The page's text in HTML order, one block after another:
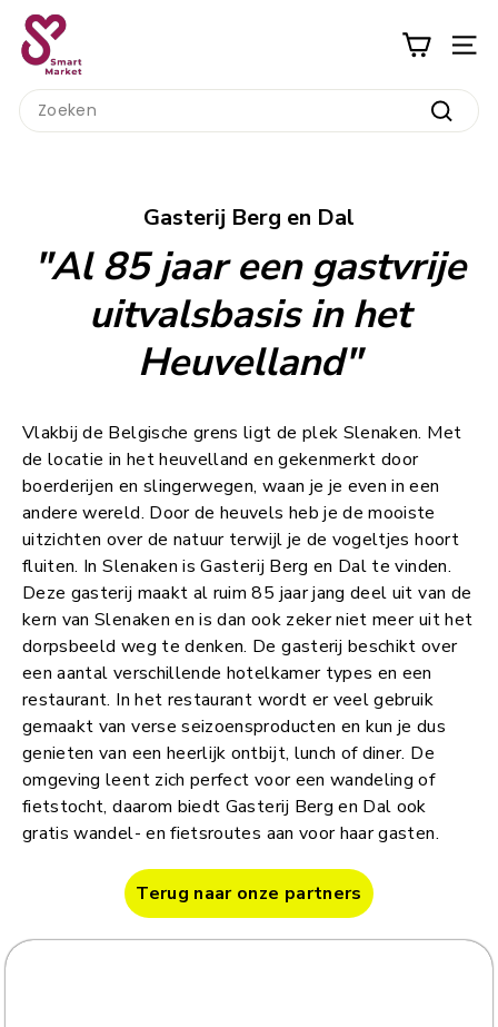
naar
inhoud
S
m
a
r
Search
Gasterij Berg en Dal
"Al 85 jaar een gastvrije
uitvalsbasis in het
Heuvelland"
Vlakbij de Belgische grens ligt de plek Slenaken. Met
de locatie in het heuvelland en gekenmerkt door
boerderijen en slingerwegen, waan je je even in een
andere wereld. Door de heuvels heb je de mooiste
uitzichten over de natuur terwijl je de vogeltjes hoort
fluiten. In Slenaken is Gasterij Berg en Dal te vinden.
Deze gasterij maakt al ruim 85 jaar jang deel uit van de
kern van Slenaken en is dan ook zeker niet meer uit het
dorpsbeeld weg te denken. De gasterij beschikt over
een aantal verschillende hotelkamer types en een
restaurant. In het restaurant wordt er veel gebruik
gemaakt van verse seizoensproducten en kun je dus
genieten van een heerlijk ontbijt, lunch of diner. De
omgeving leent zich perfect voor een wandeling of
fietstocht, daarom biedt Gasterij Berg en Dal ook
gratis wandel- en fietsroutes aan voor haar gasten.
Terug naar onze partners